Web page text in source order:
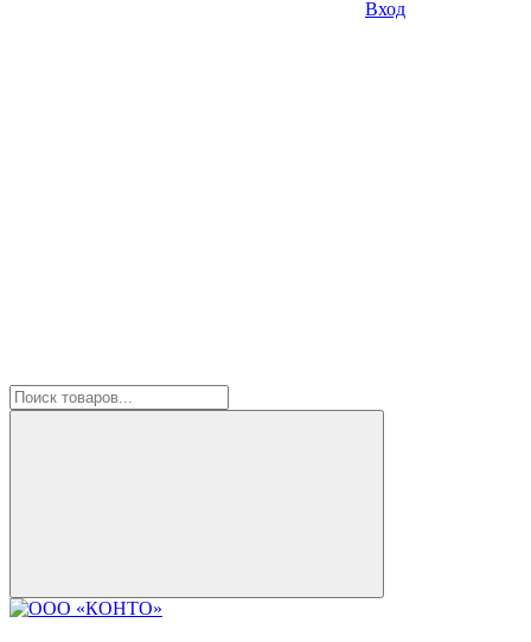
Вход